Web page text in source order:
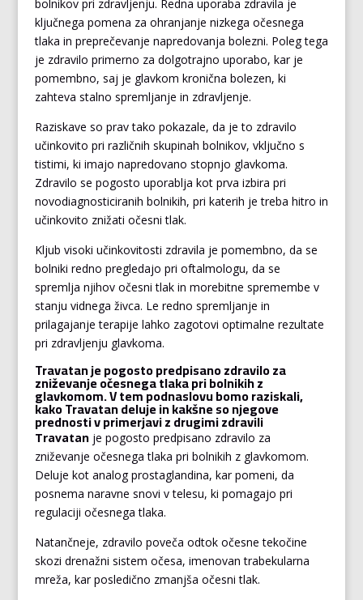
bolnikov pri zdravljenju. Redna uporaba zdravila je
ključnega pomena za ohranjanje nizkega očesnega
tlaka in preprečevanje napredovanja bolezni. Poleg tega
je zdravilo primerno za dolgotrajno uporabo, kar je
pomembno, saj je glavkom kronična bolezen, ki
zahteva stalno spremljanje in zdravljenje.
Raziskave so prav tako pokazale, da je to zdravilo
učinkovito pri različnih skupinah bolnikov, vključno s
tistimi, ki imajo napredovano stopnjo glavkoma.
Zdravilo se pogosto uporablja kot prva izbira pri
novodiagnosticiranih bolnikih, pri katerih je treba hitro in
učinkovito znižati očesni tlak.
Kljub visoki učinkovitosti zdravila je pomembno, da se
bolniki redno pregledajo pri oftalmologu, da se
spremlja njihov očesni tlak in morebitne spremembe v
stanju vidnega živca. Le redno spremljanje in
prilagajanje terapije lahko zagotovi optimalne rezultate
pri zdravljenju glavkoma.
Travatan je pogosto predpisano zdravilo za
zniževanje očesnega tlaka pri bolnikih z
glavkomom. V tem podnaslovu bomo raziskali,
kako Travatan deluje in kakšne so njegove
prednosti v primerjavi z drugimi zdravili
Travatan je pogosto predpisano zdravilo za
zniževanje očesnega tlaka pri bolnikih z glavkomom.
Deluje kot analog prostaglandina, kar pomeni, da
posnema naravne snovi v telesu, ki pomagajo pri
regulaciji očesnega tlaka.
Natančneje, zdravilo poveča odtok očesne tekočine
skozi drenažni sistem očesa, imenovan trabekularna
mreža, kar posledično zmanjša očesni tlak.